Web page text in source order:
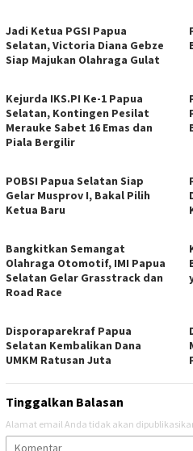
Jadi Ketua PGSI Papua
Selatan, Victoria Diana Gebze
Siap Majukan Olahraga Gulat
Kejurda IKS.PI Ke-1 Papua
Selatan, Kontingen Pesilat
Merauke Sabet 16 Emas dan
Piala Bergilir
POBSI Papua Selatan Siap
Gelar Musprov I, Bakal Pilih
Ketua Baru
Bangkitkan Semangat
Olahraga Otomotif, IMI Papua
Selatan Gelar Grasstrack dan
Road Race
Disporaparekraf Papua
Selatan Kembalikan Dana
UMKM Ratusan Juta
Tinggalkan Balasan
Alamat email Anda tidak akan